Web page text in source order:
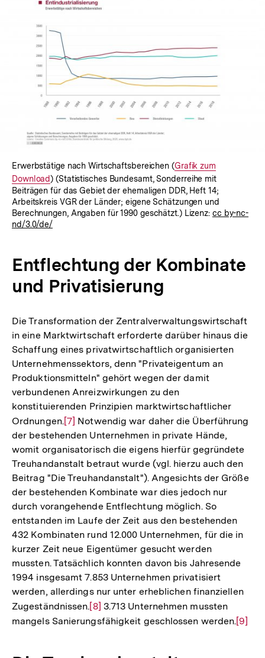
Erwerbstätige nach Wirtschaftsbereichen (Interner
Link:
Grafik zum
Download) (Statistisches Bundesamt, Sonderreihe mit
Beiträgen für das Gebiet der ehemaligen DDR, Heft 14;
Arbeitskreis VGR der Länder; eigene Schätzungen und
Berechnungen, Angaben für 1990 geschätzt.) Lizenz: cc by-nc-
nd/3.0/de/
Entflechtung der Kombinate
und Privatisierung
Die Transformation der Zentralverwaltungswirtschaft
in eine Marktwirtschaft erforderte darüber hinaus die
Schaffung eines privatwirtschaftlich organisierten
Unternehmenssektors, denn "Privateigentum an
Produktionsmitteln" gehört wegen der damit
verbundenen Anreizwirkungen zu den
konstituierenden Prinzipien marktwirtschaftlicher
Ordnungen.Zur
Auflösung
der
Fußnote
[7] Notwendig war daher die Überführung
der bestehenden Unternehmen in private Hände,
womit organisatorisch die eigens hierfür gegründete
Treuhandanstalt betraut wurde (vgl. hierzu auch den
Beitrag "Die Treuhandanstalt"). Angesichts der Größe
der bestehenden Kombinate war dies jedoch nur
durch vorangehende Entflechtung möglich. So
entstanden im Laufe der Zeit aus den bestehenden
432 Kombinaten rund 12.000 Unternehmen, für die in
kurzer Zeit neue Eigentümer gesucht werden
mussten. Tatsächlich konnten davon bis Jahresende
1994 insgesamt 7.853 Unternehmen privatisiert
werden, allerdings nur unter erheblichen finanziellen
Zugeständnissen.Zur
Auflösung
[8] 3.713 Unternehmen mussten
mangels Sanierungsfähigkeit geschlossen werden.Zur
[9]